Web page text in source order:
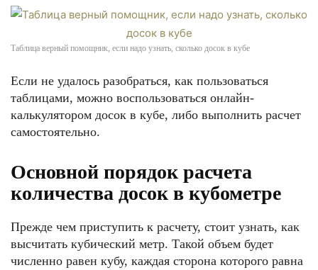
Таблица верный помощник, если надо узнать, сколько досок в кубе
Если не удалось разобраться, как пользоваться
таблицами, можно воспользоваться онлайн-
калькулятором досок в кубе, либо выполнить расчет
самостоятельно.
Основной порядок расчета
количества досок в кубометре
Прежде чем приступить к расчету, стоит узнать, как
высчитать кубический метр. Такой объем будет
численно равен кубу, каждая сторона которого равна